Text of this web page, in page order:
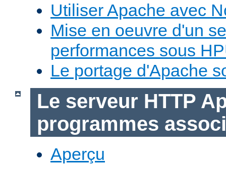
Utiliser Apache avec
Mise en oeuvre d'un
performances sous
Le portage d'Apache
Le serveur HTTP
programmes
Aperçu